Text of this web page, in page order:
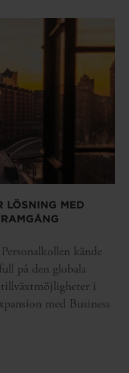
LÖSNING MED
kände
på den globala
i
med Business